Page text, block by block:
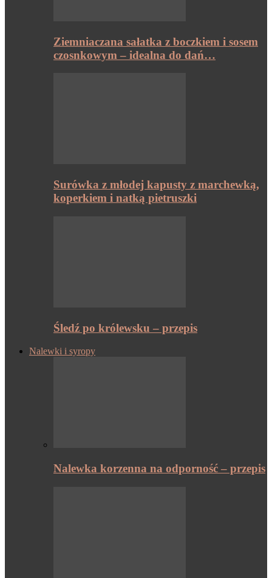
Ziemniaczana sałatka z boczkiem i sosem
czosnkowym – idealna do dań…
Surówka z młodej kapusty z marchewką,
koperkiem i natką pietruszki
Śledź po królewsku – przepis
Nalewki i syropy
Nalewka korzenna na odporność – przepis